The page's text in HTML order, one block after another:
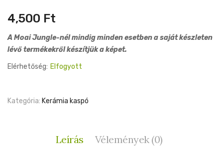
4,500 Ft
A Moai Jungle-nél mindig minden esetben a saját készleten
lévő termékekről készítjük a képet.
Elérhetőség: Elfogyott
Kategória: Kerámia kaspó
Leírás Vélemények (0)